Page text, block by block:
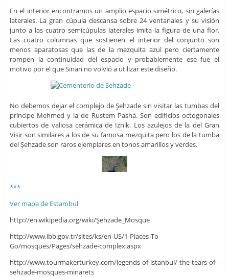
En el interior encontramos un amplio espacio simétrico, sin galerías
laterales. La gran cúpula descansa sobre 24 ventanales y su visión
junto a las cuatro semicúpulas laterales imita la figura de una flor.
Las cuatro columnas que sostienen el interior del conjunto son
menos aparatosas que las de la mezquita azul pero ciertamente
rompen la continuidad del espacio y probablemente ese fue el
motivo por el que Sinan no volvió a utilizar este diseño.
No debemos dejar el complejo de Şehzade sin visitar las tumbas del
príncipe Mehmed y la de Rustem Pashá. Son edificios octogonales
cubiertos de valiosa cerámica de Iznik. Los azulejos de la del Gran
Visir son similares a los de su famosa mezquita pero los de la tumba
del Şehzade son raros ejemplares en tonos amarillos y verdes.
***
Ver mapa de Estambul
http://en.wikipedia.org/wiki/Şehzade_Mosque
http://www.ibb.gov.tr/sites/ks/en-US/1-Places-To-
Go/mosques/Pages/sehzade-complex.aspx
http://www.tourmakerturkey.com/legends-of-istanbul/-the-tears-of-
sehzade-mosques-minarets